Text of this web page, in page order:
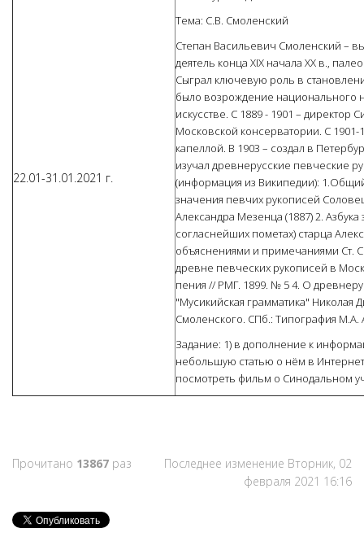
22.01-31.01.2021 г.
Тема: С.В. Смоленский
Степан Васильевич Смоленский –
деятель конца XIX начала XX в.,
Сыграл ключевую роль в
было возрождение национального
искусстве. С 1889 - 1901 –
Московской консерватории. С
капеллой. В 1903 – создал в
изучал древнерусские певческие
(информация из Википедии):
значения певчих рукописей
Александра Мезенца (1887) 2.
согласнейших пометах) старца
объяснениями и примечаниями Ст.
древне певческих рукописей в
пения // РМГ. 1899. № 5 4. О
"Мусикийская грамматика" Николая
Смоленского. СПб.: Типография М.А.
Задание: 1) в дополнение к
небольшую статью о нём в
посмотреть фильм о Синодальном
Прочитано 13867 раз
Последнее изменение Вторник, 02
февраля 2021 16:16